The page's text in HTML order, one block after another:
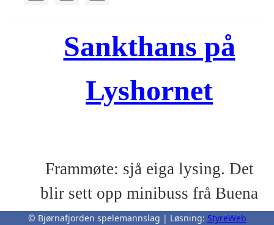
Sankthans på
Lyshornet
Frammøte: sjå eiga lysing. Det
blir sett opp minibuss frå Buena
kai frå kl. 17.30.
© Bjørnafjorden spelemannslag | Løsning: StyreWeb